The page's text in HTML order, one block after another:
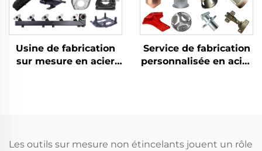
Usine de fabrication
sur mesure en acier
Service de fabrication
personnalisée en acier
tôlerie
Les outils sur mesure non étincelants jouent un rôle